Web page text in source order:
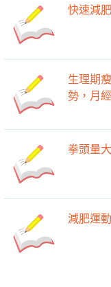
快速減
生理期
勢，月
拳頭量
減肥運